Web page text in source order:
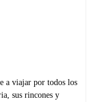
a viajar por todos los
sus rincones y